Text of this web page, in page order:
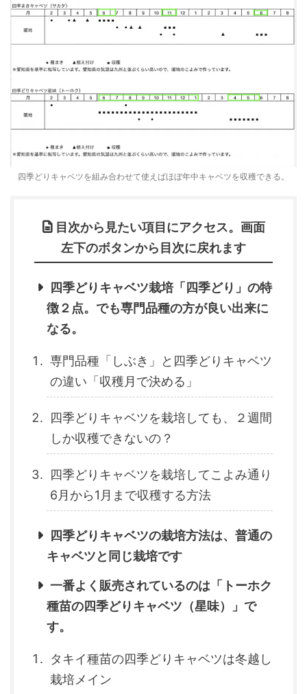
四季どりキャベツを組み合わせて使えばほぼ年中キャベツを収穫できる。
目次から見たい項目にアクセス。画面
左下のボタンから目次に戻れます
四季どりキャベツ栽培「四季どり」の特
徴２点。でも専門品種の方が良い出来に
なる。
専門品種「しぶき」と四季どりキャベツ
の違い「収穫月で決める」
四季どりキャベツを栽培しても、２週間
しか収穫できないの？
四季どりキャベツを栽培してこよみ通り
6月から1月まで収穫する方法
四季どりキャベツの栽培方法は、普通の
キャベツと同じ栽培です
一番よく販売されているのは「トーホク
種苗の四季どりキャベツ（星味）」で
す。
タキイ種苗の四季どりキャベツは冬越し
栽培メイン